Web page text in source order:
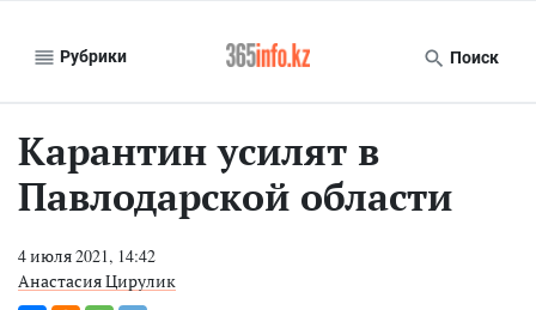
Рубрики Поиск
Карантин усилят в
Павлодарской области
4 июля 2021, 14:42
Анастасия Цирулик